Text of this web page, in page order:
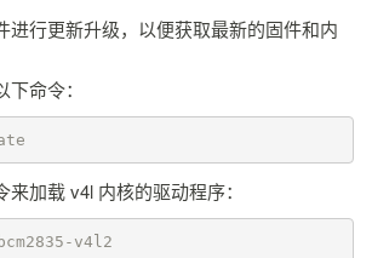
进行更新升级，以便获取最新的固件和内
命令：
加载 v4l 内核的驱动程序：
v4l2